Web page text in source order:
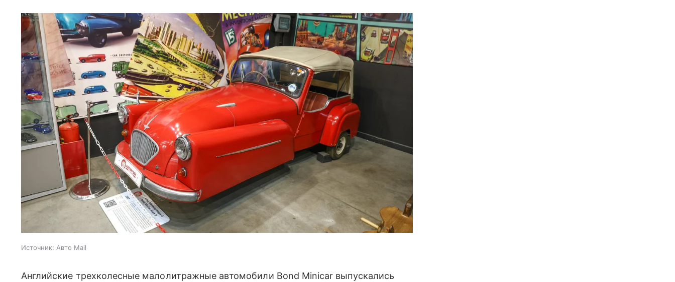
Источник: Авто Mail
Английские трехколесные малолитражные автомобили Bond Minicar выпускались